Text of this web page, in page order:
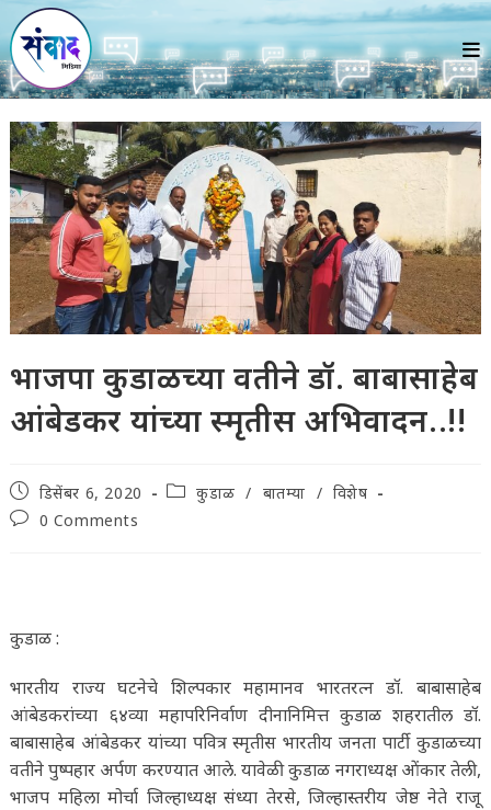
Skip
to
content
भाजपा कुडाळच्या वतीने डॉ. बाबासाहेब
आंबेडकर यांच्या स्मृतीस अभिवादन..!!
Post
published:
डिसेंबर 6, 2020
Postकुडाळ / बातम्या / विशेष
Post0 Comments
कुडाळ :
भारतीय राज्य घटनेचे शिल्पकार महामानव भारतरत्न डॉ. बाबासाहेब
आंबेडकरांच्या ६४व्या महापरिनिर्वाण दीनानिमित्त कुडाळ शहरातील डॉ.
बाबासाहेब आंबेडकर यांच्या पवित्र स्मृतीस भारतीय जनता पार्टी कुडाळच्या
वतीने पुष्पहार अर्पण करण्यात आले. यावेळी कुडाळ नगराध्यक्ष ओंकार तेली,
भाजप महिला मोर्चा जिल्हाध्यक्ष संध्या तेरसे, जिल्हास्तरीय जेष्ठ नेते राजू